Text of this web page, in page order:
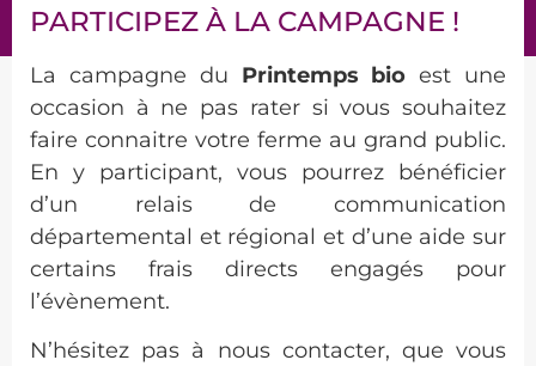
PARTICIPEZ À LA CAMPAGNE !
La campagne du Printemps bio est une
occasion à ne pas rater si vous souhaitez
faire connaitre votre ferme au grand public.
En y participant, vous pourrez bénéficier
d’un relais de communication
départemental et régional et d’une aide sur
certains frais directs engagés pour
l’évènement.
N’hésitez pas à nous contacter, que vous